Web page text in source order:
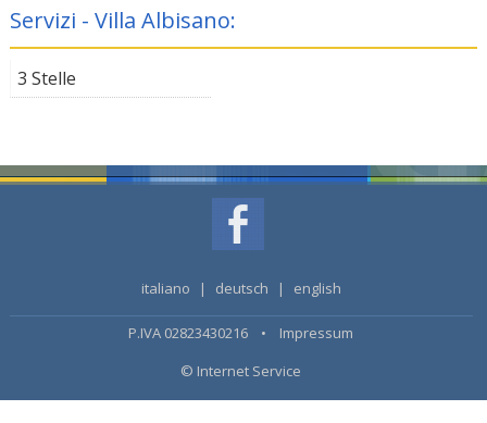
Servizi - Villa Albisano:
3 Stelle
italiano | deutsch | english
P.IVA 02823430216 • Impressum
© Internet Service